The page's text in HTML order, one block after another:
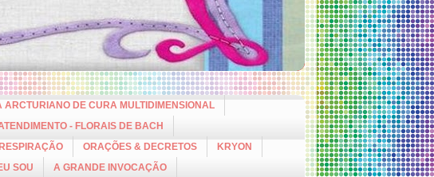
ARCTURIANO DE CURA MULTIDIMENSIONAL
- FLORAIS DE BACH
RESPIRAÇÃO ORAÇÕES & DECRETOS
KRYON
SOU
A GRANDE INVOCAÇÃO